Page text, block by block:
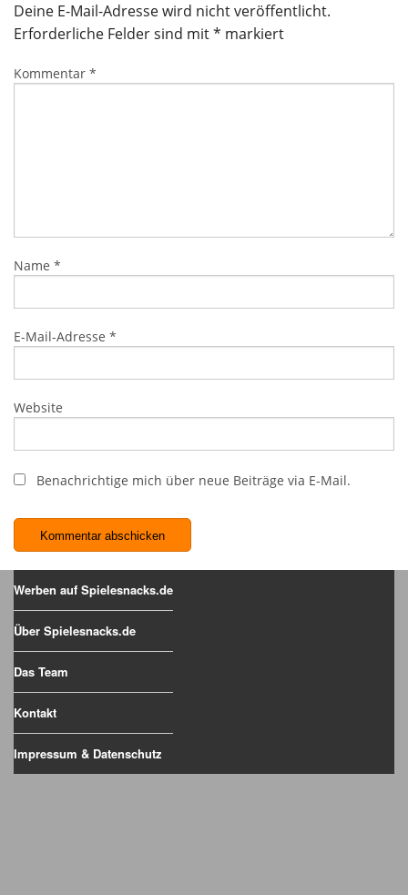
Deine E-Mail-Adresse wird nicht veröffentlicht.
Erforderliche Felder sind mit* markiert
Kommentar *
Name *
E-Mail-Adresse *
Website
Benachrichtige mich über neue Beiträge via E-Mail.
Werben auf Spielesnacks.de
Über Spielesnacks.de
Das Team
Kontakt
Impressum & Datenschutz